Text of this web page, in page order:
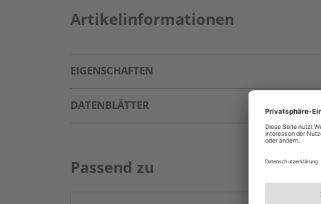
Artikelinformationen
EIGENSCHAFTEN
DATENBLÄTTER
Passend zu